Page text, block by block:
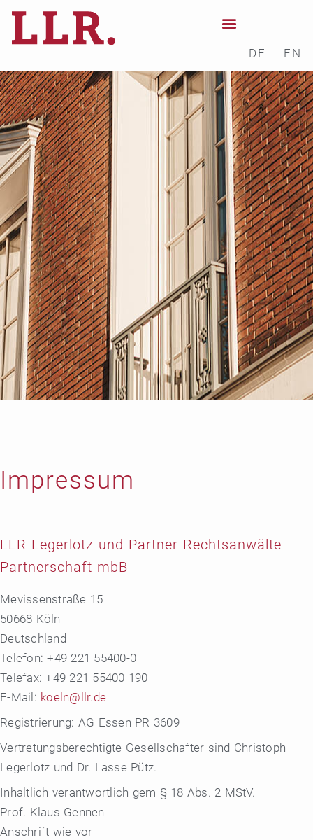
DE EN
Impressum
LLR Legerlotz und Partner Rechtsanwälte
Partnerschaft mbB
Mevissenstraße 15
50668 Köln
Deutschland
Telefon: +49 221 55400-0
Telefax: +49 221 55400-190
E-Mail: koeln@llr.de
Registrierung: AG Essen PR 3609
Vertretungsberechtigte Gesellschafter sind Christoph
Legerlotz und Dr. Lasse Pütz.
Inhaltlich verantwortlich gem § 18 Abs. 2 MStV.
Prof. Klaus Gennen
Anschrift wie vor